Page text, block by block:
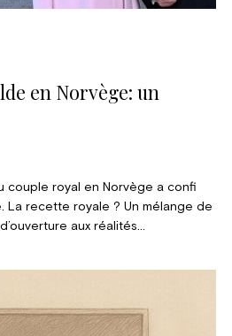
en Norvège: un
couple royal en Norvège a confi
La recette royale ? Un mélange de
aux réalités